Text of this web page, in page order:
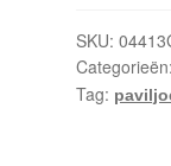
SKU:
Categorieën:
Tag: